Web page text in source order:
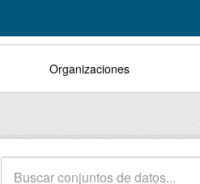
Organizaciones